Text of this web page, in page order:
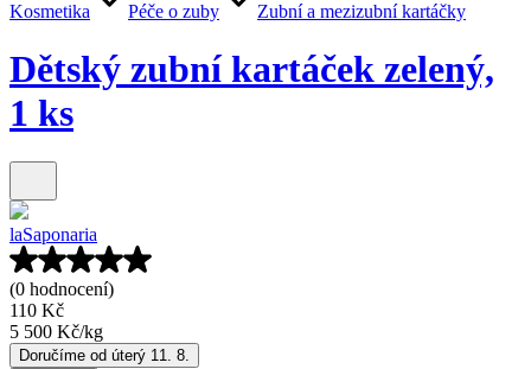
Kosmetika Péče o zuby Zubní a mezizubní kartáčky
Dětský zubní kartáček zelený,
1 ks
laSaponaria
(0 hodnocení)
110 Kč
5 500 Kč/kg
Doručíme od úterý 11. 8.